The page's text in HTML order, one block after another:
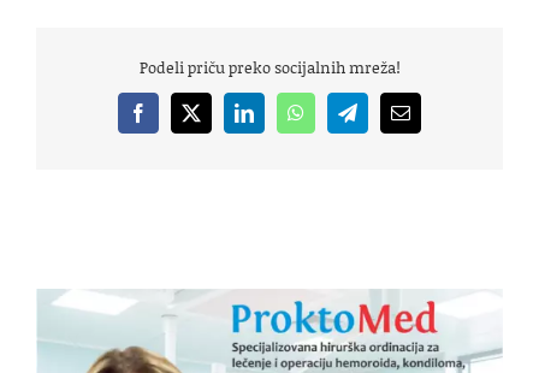
Podeli priču preko socijalnih mreža!
Facebook
X LinkedInWhatsAppTelegramEmail